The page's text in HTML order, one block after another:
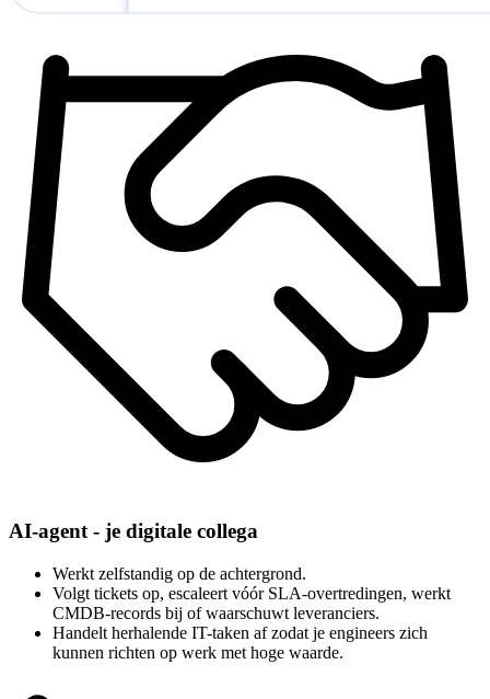
AI-agent - je digitale collega
Werkt zelfstandig op de achtergrond.
Volgt tickets op, escaleert vóór SLA-overtredingen, werkt
CMDB-records bij of waarschuwt leveranciers.
Handelt herhalende IT-taken af zodat je engineers zich
kunnen richten op werk met hoge waarde.